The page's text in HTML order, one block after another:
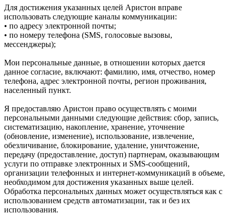
Для достижения указанных целей Аристон вправе
использовать следующие каналы коммуникации:
• по адресу электронной почты;
• по номеру телефона (SMS, голосовые вызовы,
мессенджеры);
Мои персональные данные, в отношении которых дается
данное согласие, включают: фамилию, имя, отчество, номер
телефона, адрес электронной почты, регион проживания,
населенный пункт.
Я предоставляю Аристон право осуществлять с моими
персональными данными следующие действия: сбор, запись,
систематизацию, накопление, хранение, уточнение
(обновление, изменение), использование, извлечение,
обезличивание, блокирование, удаление, уничтожение,
передачу (предоставление, доступ) партнерам, оказывающим
услуги по отправке электронных и SMS‑сообщений,
организации телефонных и интернет‑коммуникаций в объеме,
необходимом для достижения указанных выше целей.
Обработка персональных данных может осуществляться как с
использованием средств автоматизации, так и без их
использования.